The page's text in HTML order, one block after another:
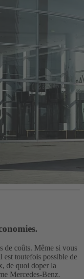
de coûts. Même si vous
est toutefois possible de
de quoi doper la
Mercedes-Benz.